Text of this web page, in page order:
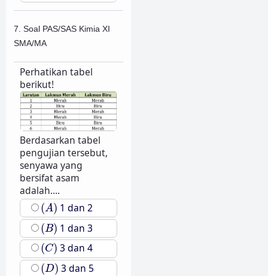
7. Soal PAS/SAS Kimia XI
SMA/MA
Perhatikan tabel
berikut!
Berdasarkan tabel
pengujian tersebut,
senyawa yang
bersifat asam
adalah....
(A)
(A) 1 dan 2
(B)
(B) 1 dan 3
(C)
(C) 3 dan 4
(D)
(D) 3 dan 5